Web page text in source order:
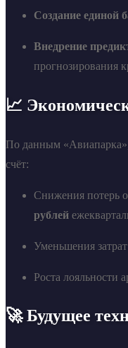
Создание единой
Внедрение
прогнозирования
📈
По данным
счёт:
Снижения потерь
рублей
Уменьшения
Роста лояльности
🚀 Будущее